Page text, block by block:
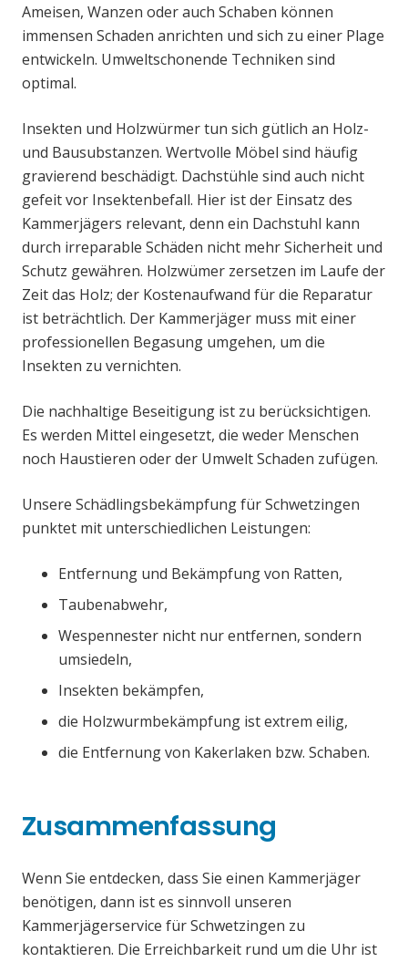
Ameisen, Wanzen oder auch Schaben können
immensen Schaden anrichten und sich zu einer Plage
entwickeln. Umweltschonende Techniken sind
optimal.
Insekten und Holzwürmer tun sich gütlich an Holz-
und Bausubstanzen. Wertvolle Möbel sind häufig
gravierend beschädigt. Dachstühle sind auch nicht
gefeit vor Insektenbefall. Hier ist der Einsatz des
Kammerjägers relevant, denn ein Dachstuhl kann
durch irreparable Schäden nicht mehr Sicherheit und
Schutz gewähren. Holzwümer zersetzen im Laufe der
Zeit das Holz; der Kostenaufwand für die Reparatur
ist beträchtlich. Der Kammerjäger muss mit einer
professionellen Begasung umgehen, um die
Insekten zu vernichten.
Die nachhaltige Beseitigung ist zu berücksichtigen.
Es werden Mittel eingesetzt, die weder Menschen
noch Haustieren oder der Umwelt Schaden zufügen.
Unsere Schädlingsbekämpfung für Schwetzingen
punktet mit unterschiedlichen Leistungen:
Entfernung und Bekämpfung von Ratten,
Taubenabwehr,
Wespennester nicht nur entfernen, sondern
umsiedeln,
Insekten bekämpfen,
die Holzwurmbekämpfung ist extrem eilig,
die Entfernung von Kakerlaken bzw. Schaben.
Zusammenfassung
Wenn Sie entdecken, dass Sie einen Kammerjäger
benötigen, dann ist es sinnvoll unseren
Kammerjägerservice für Schwetzingen zu
kontaktieren. Die Erreichbarkeit rund um die Uhr ist